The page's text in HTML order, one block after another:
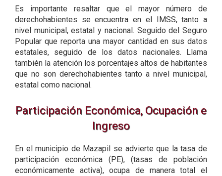
Es importante resaltar que el mayor número de
derechohabientes se encuentra en el IMSS, tanto a
nivel municipal, estatal y nacional. Seguido del Seguro
Popular que reporta una mayor cantidad en sus datos
estatales, seguido de los datos nacionales. Llama
también la atención los porcentajes altos de habitantes
que no son derechohabientes tanto a nivel municipal,
estatal como nacional.
Participación Económica, Ocupación e
Ingreso
En el municipio de Mazapil se advierte que la tasa de
participación económica (PE), (tasas de población
económicamente activa), ocupa de manera total el